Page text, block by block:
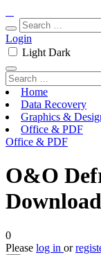
Login
Light Dark
Home
Data Recovery
Graphics &
Office & PDF
Office & PDF
O&O
0
Please log in or